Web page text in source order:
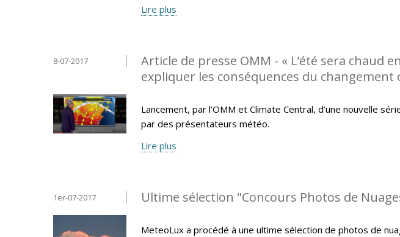
Lire plus
Article de presse OMM - « L’été sera chaud
expliquer les conséquences du changement
8-07-2017
Lancement, par l’OMM et Climate Central, d’une nouvelle
par des présentateurs météo.
Lire plus
Ultime sélection "Concours Photos de
1er-07-2017
MeteoLux a procédé à une ultime sélection de photos de